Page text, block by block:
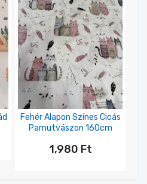
Fehér Alapon Színes Cicás
Pamutvászon 160cm
1,980 Ft